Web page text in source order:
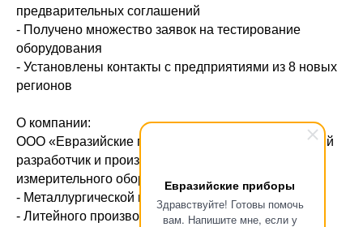
Евразийские приборы
Здравствуйте! Готовы помочь
вам. Напишите мне, если у
предварительных соглашений
- Получено множество заявок на тестирование
оборудования
- Установлены контакты с предприятиями из 8 новых
регионов
О компании:
ООО «Евразийские приборы» - ведущий российский
разработчик и производитель контрольно-
измерительного оборудования для:
- Металлургической промышленности
- Литейного производства